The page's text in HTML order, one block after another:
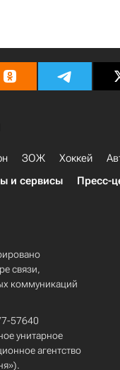
ЗОЖ Хоккей
и сервисы Пресс-
связи,
коммуникаций
57640
унитарное
агентство